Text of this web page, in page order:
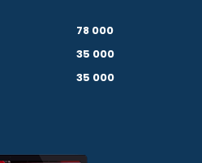
78 000
35 000
35 000